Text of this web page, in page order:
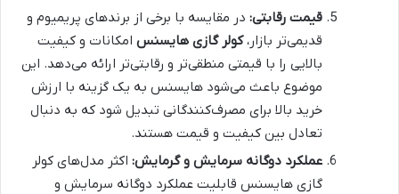
قیمت رقابتی: در مقایسه با برخی از برندهای پریمیوم و
قدیمی‌تر بازار،کولر گازی هایسنس امکانات و کیفیت
بالایی را با قیمتی منطقی‌تر و رقابتی‌تر ارائه می‌دهد. این
موضوع باعث می‌شود هایسنس به یک گزینه با ارزش
خرید بالا برای مصرف‌کنندگانی تبدیل شود که به دنبال
تعادل بین کیفیت و قیمت هستند.
عملکرد دوگانه سرمایش و گرمایش: اکثر مدل‌های کولر
گازی هایسنس قابلیت عملکرد دوگانه سرمایش و